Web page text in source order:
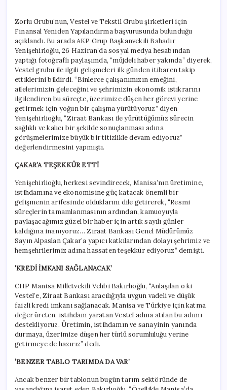
muhalefetten
çağrı:
‘Çabanın
bir
kısmını
için
de
gösterin’
için
Zorlu Grubu’nun, Vestel ve Tekstil Grubu şirketleri için
Finansal Yeniden Yapılandırma başvurusunda bulunduğu
açıklandı. Bu arada AKP Grup Başkanvekili Bahadır
Yenişehirloğlu, 26 Haziran’da sosyal medya hesabından
yaptığı fotoğraflı paylaşımda, “müjdeli haber yakında” diyerek,
Vestel grubu ile ilgili gelişmeleri ilk günden itibaren takip
ettiklerini bildirdi. “Binlerce çalışanımızın emeğini,
ailelerimizin geleceğini ve şehrimizin ekonomik istikrarını
ilgilendiren bu süreçte, üzerimize düşen her görevi yerine
getirmek için yoğun bir çalışma yürütüyoruz” diyen
Yenişehirlioğlu, “Ziraat Bankası ile yürüttüğümüz sürecin
sağlıklı ve kalıcı bir şekilde sonuçlanması adına
görüşmelerimize büyük bir titizlikle devam ediyoruz”
değerlendirmesini yapmıştı.
ÇAKAR’A TEŞEKKÜR ETTİ
Yenişehirlioğlu, herkesi sevindirecek, Manisa’nın üretimine,
istihdamına ve ekonomisine güç katacak önemli bir
gelişmenin arifesinde olduklarını dile getirerek, “Resmi
süreçlerin tamamlanmasının ardından, kamuoyuyla
paylaşacağımız güzel bir haber için artık sayılı günler
kaldığına inanıyoruz… Ziraat Bankası Genel Müdürümüz
Sayın Alpaslan Çakar’a yapıcı katkılarından dolayı şehrimiz ve
hemşehrilerimiz adına hassaten teşekkür ediyoruz” demişti.
‘KREDİ İMKANI SAĞLANACAK’
CHP Manisa Milletvekili Vehbi Bakırlıoğlu, “Anlaşılan o ki
Vestel’e, Ziraat Bankası aracılığıyla uygun vadeli ve düşük
faizli kredi imkanı sağlanacak. Manisa ve Türkiye için katma
değer üreten, istihdam yaratan Vestel adına atılan bu adımı
destekliyoruz. Üretimin, istihdamın ve sanayinin yanında
durmaya, üzerimize düşen her türlü sorumluluğu yerine
getirmeye de hazırız” dedi.
‘BENZER TABLO TARIMDA DA VAR’
Ancak benzer bir tablonun bugün tarım sektöründe de